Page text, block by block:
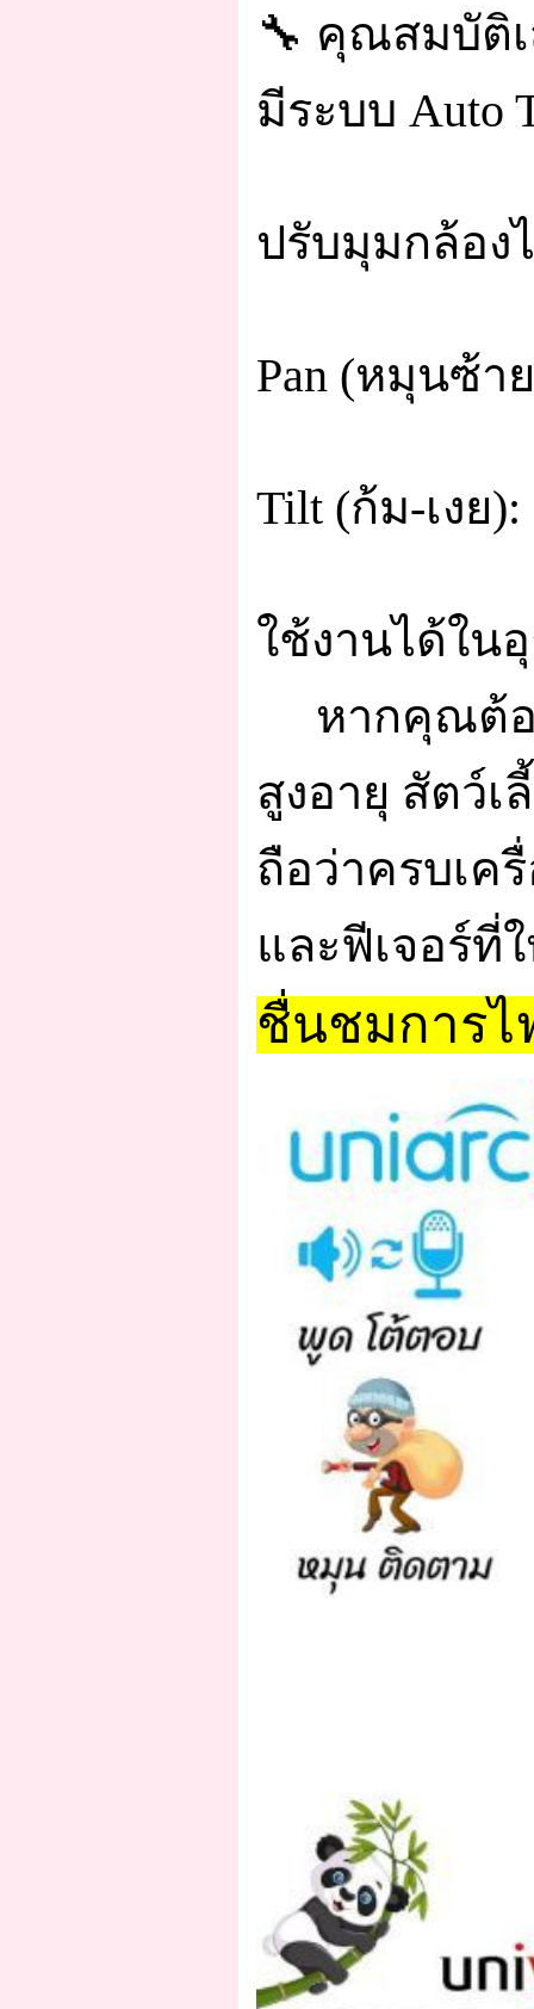
🔧 คุณสมบัติ
มีระบบ Auto
ปรับมุมกล้อง
Pan (หมุนซ้า
Tilt (ก้ม-เงย):
ใช้งานได้ใน
หากคุณต้อง
สูงอายุ สัตว์
ถือว่าครบเค
และฟีเจอร์ที่
ชื่นชมการไ